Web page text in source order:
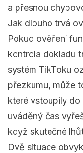
a přesnou
Jak dlouho trvá
Pokud ověření
kontrola dokladu
systém TikToku
přezkumu, může
které vstoupily do
uváděný čas
když skutečné
Dvě situace